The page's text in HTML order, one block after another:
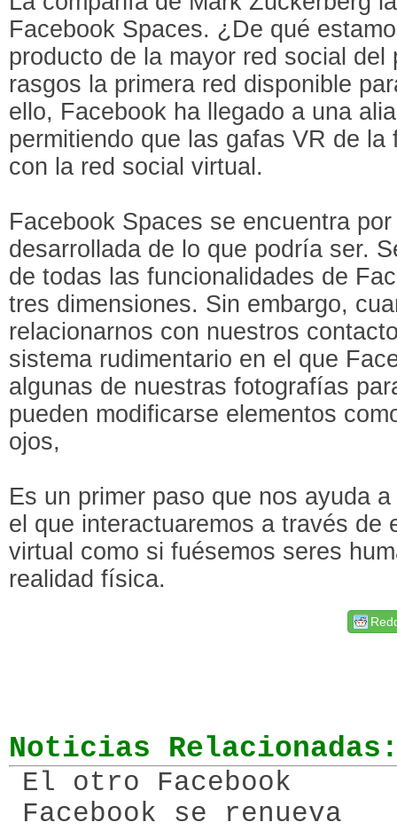
Facebook Spaces. ¿De qué
producto de la mayor red social del
rasgos la primera red disponible
ello, Facebook ha llegado a una
permitiendo que las gafas VR de la
con la red social virtual.
Facebook Spaces se encuentra
desarrollada de lo que podría ser.
de todas las funcionalidades de
tres dimensiones. Sin embargo,
relacionarnos con nuestros
sistema rudimentario en el que
algunas de nuestras fotografías
pueden modificarse elementos
ojos,
Es un primer paso que nos ayuda
el que interactuaremos a través de
virtual como si fuésemos seres
realidad física.
Noticias
El otro Facebook
Facebook se renueva